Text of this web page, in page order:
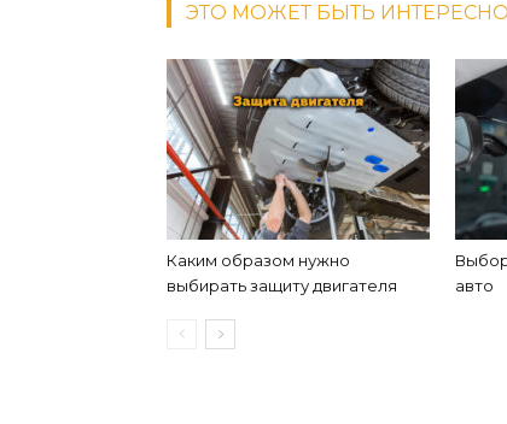
ЭТО МОЖЕТ БЫТЬ ИНТЕРЕСНО
Каким образом нужно
выбирать защиту двигателя
авто